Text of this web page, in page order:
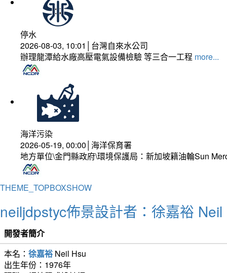
停水
2026-08-03, 10:01│台灣自來水公司
辦理龍潭給水廠高壓電氣設備檢驗 等三合一工程 more...
海洋污染
2026-05-19, 00:00│海洋保育署
地方單位\金門縣政府\環境保護局：新加坡籍油輪Sun
THEME_TOPBOXSHOW
neiljdpstyc佈景設計者：徐嘉裕
開發者簡介
本名： 徐嘉裕 Neil Hsu
出生年份：1976年